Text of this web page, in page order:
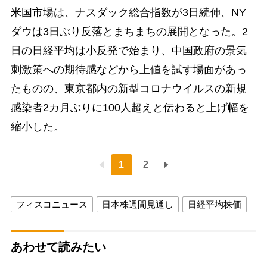
米国市場は、ナスダック総合指数が3日続伸、NY
ダウは3日ぶり反落とまちまちの展開となった。2
日の日経平均は小反発で始まり、中国政府の景気
刺激策への期待感などから上値を試す場面があっ
たものの、東京都内の新型コロナウイルスの新規
感染者2カ月ぶりに100人超えと伝わると上げ幅を
縮小した。
1 2
フィスコニュース 日本株週間見通し 日経平均株価
あわせて読みたい